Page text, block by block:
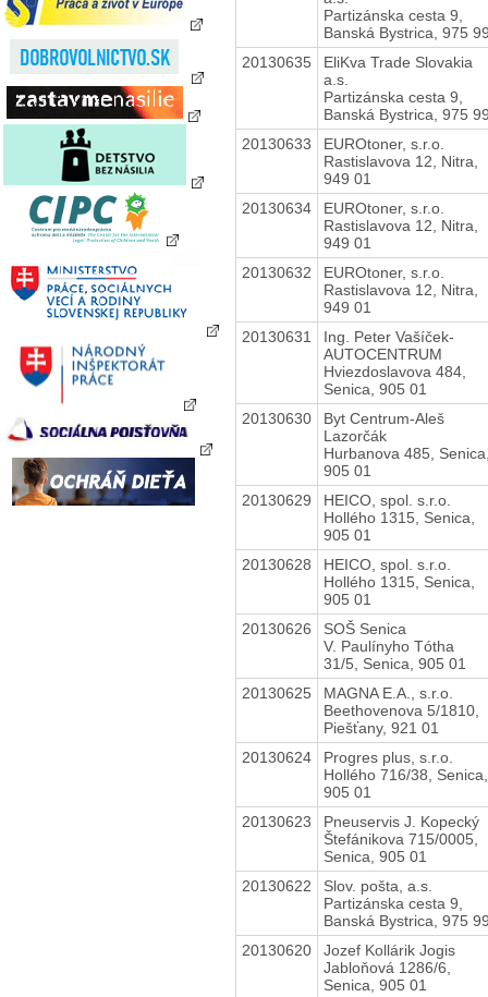
Partizánska cesta 9,
Banská Bystrica, 975
20130635
EliKva Trade Slovakia
a.s.
Partizánska cesta 9,
Banská Bystrica, 975
20130633
EUROtoner, s.r.o.
Rastislavova 12, Nitra,
949 01
20130634
EUROtoner, s.r.o.
Rastislavova 12, Nitra,
949 01
20130632
EUROtoner, s.r.o.
Rastislavova 12, Nitra,
949 01
20130631
Ing. Peter Vašíček-
AUTOCENTRUM
Hviezdoslavova 484,
Senica, 905 01
20130630
Byt Centrum-Aleš
Lazorčák
Hurbanova 485,
905 01
20130629
HEICO, spol. s.r.o.
Hollého 1315, Senica,
905 01
20130628
HEICO, spol. s.r.o.
Hollého 1315, Senica,
905 01
20130626
SOŠ Senica
V. Paulínyho Tótha
31/5, Senica, 905 01
20130625
MAGNA E.A., s.r.o.
Beethovenova 5/1810,
Piešťany, 921 01
20130624
Progres plus, s.r.o.
Hollého 716/38, Senica,
905 01
20130623
Pneuservis J. Kopecký
Štefánikova 715/0005,
Senica, 905 01
20130622
Slov. pošta, a.s.
Partizánska cesta 9,
Banská Bystrica, 975
20130620
Jozef Kollárik Jogis
Jabloňová 1286/6,
Senica, 905 01